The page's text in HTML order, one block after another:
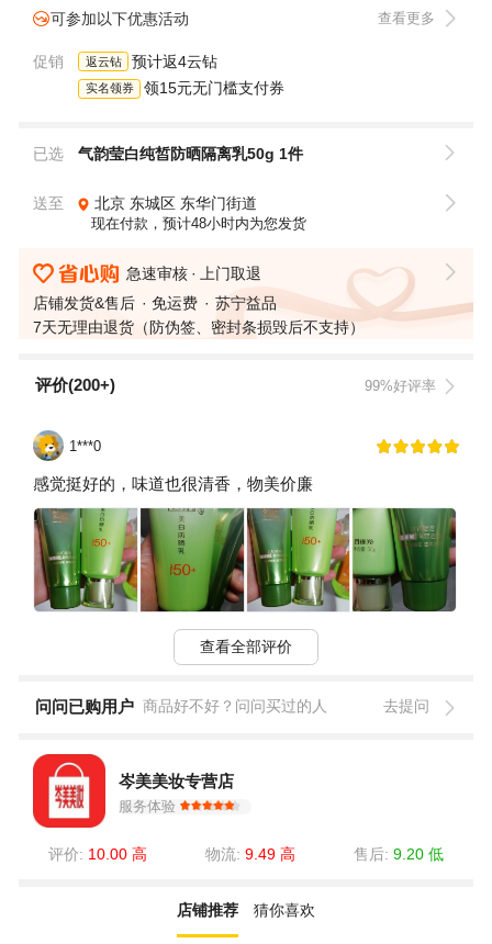
可参加以下优惠活动 查看更多
促销 返云钻 预计返4云钻
实名领券 领15元无门槛支付券
已选 气韵莹白纯皙防晒隔离乳50g 1件
送至 北京 东城区 东华门街道
现在付款，预计48小时内为您发货
急速审核
上门取退
店铺发货&售后
免运费
苏宁益品
7天无理由退货（防伪签、密封条损毁后不支持）
评价(200+) 99%好评率
1***0
感觉挺好的，味道也很清香，物美价廉
查看全部评价
问问已购用户 商品好不好？问问买过的人 去提问
岑美美妆专营店
服务体验
评价: 10.00 高 物流: 9.49 高 售后:9.20 低
店铺推荐 猜你喜欢